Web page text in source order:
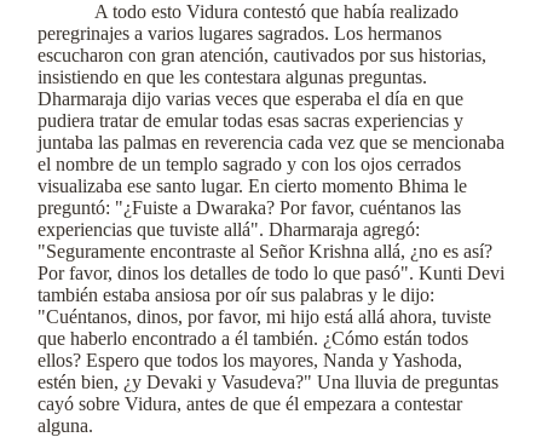
A todo esto Vidura contestó que había realizado
peregrinajes a varios lugares sagrados. Los hermanos
escucharon con gran atención, cautivados por sus historias,
insistiendo en que les contestara algunas preguntas.
Dharmaraja dijo varias veces que esperaba el día en que
pudiera tratar de emular todas esas sacras experiencias y
juntaba las palmas en reverencia cada vez que se mencionaba
el nombre de un templo sagrado y con los ojos cerrados
visualizaba ese santo lugar. En cierto momento Bhima le
preguntó: "¿Fuiste a Dwaraka? Por favor, cuéntanos las
experiencias que tuviste allá". Dharmaraja agregó:
"Seguramente encontraste al Señor Krishna allá, ¿no es así?
Por favor, dinos los detalles de todo lo que pasó". Kunti Devi
también estaba ansiosa por oír sus palabras y le dijo:
"Cuéntanos, dinos, por favor, mi hijo está allá ahora, tuviste
que haberlo encontrado a él también. ¿Cómo están todos
ellos? Espero que todos los mayores, Nanda y Yashoda,
estén bien, ¿y Devaki y Vasudeva?" Una lluvia de preguntas
cayó sobre Vidura, antes de que él empezara a contestar
alguna.